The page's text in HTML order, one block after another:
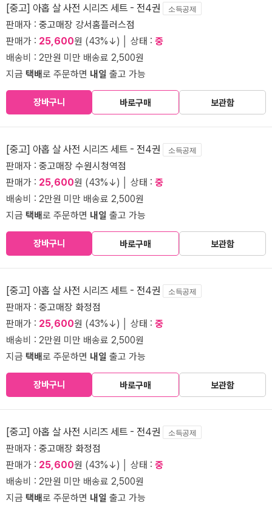
[중고] 아홉 살 사전 시리즈 세트 - 전4권 소득공제
판매자 : 중고매장 강서홈플러스점
판매가 : 25,600원 (43%↓) │ 상태 : 중
배송비 : 2만원 미만 배송료 2,500원
지금 택배로 주문하면 내일 출고 가능
장바구니 바로구매 보관함
[중고] 아홉 살 사전 시리즈 세트 - 전4권 소득공제
판매자 : 중고매장 수원시청역점
판매가 : 25,600원 (43%↓) │ 상태 : 중
배송비 : 2만원 미만 배송료 2,500원
지금 택배로 주문하면 내일 출고 가능
장바구니 바로구매 보관함
[중고] 아홉 살 사전 시리즈 세트 - 전4권 소득공제
판매자 : 중고매장 화정점
판매가 : 25,600원 (43%↓) │ 상태 : 중
배송비 : 2만원 미만 배송료 2,500원
지금 택배로 주문하면 내일 출고 가능
장바구니 바로구매 보관함
[중고] 아홉 살 사전 시리즈 세트 - 전4권 소득공제
판매자 : 중고매장 화정점
판매가 : 25,600원 (43%↓) │ 상태 : 중
배송비 : 2만원 미만 배송료 2,500원
지금 택배로 주문하면 내일 출고 가능